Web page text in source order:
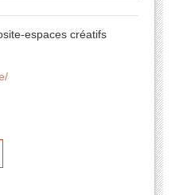
espaces créatifs